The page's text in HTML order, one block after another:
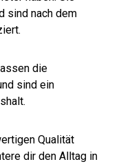
sind nach dem
die
sind ein
Qualität
dir den Alltag in